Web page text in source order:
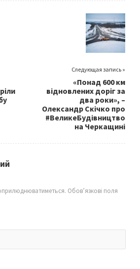
Следующая запись »
«Понад 600 км
відновлених доріг за
два роки», –
Олександр Скічко про
#ВеликеБудівництво
на Черкащині
Обов’язкові поля